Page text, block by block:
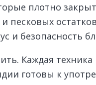
плотно
и безопасность
Каждая техника
готовы к